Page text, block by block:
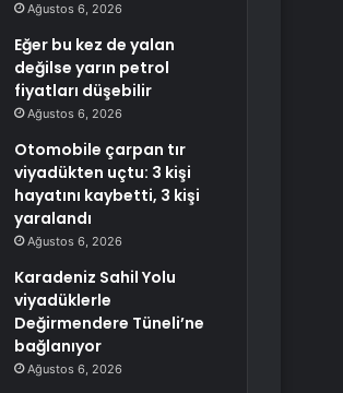
Ağustos 6, 2026
Eğer bu kez de yalan
değilse yarın petrol
fiyatları düşebilir
Ağustos 6, 2026
Otomobile çarpan tır
viyadükten uçtu: 3 kişi
hayatını kaybetti, 3 kişi
yaralandı
Ağustos 6, 2026
Karadeniz Sahil Yolu
viyadüklerle
Değirmendere Tüneli’ne
bağlanıyor
Ağustos 6, 2026